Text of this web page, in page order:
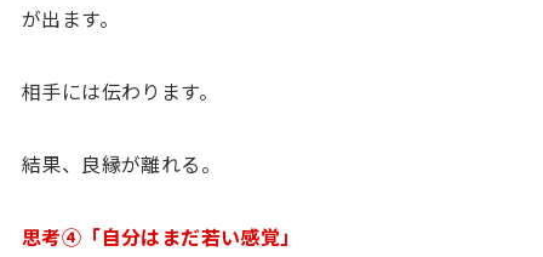
が出ます。
相手には伝わります。
結果、良縁が離れる。
思考④「自分はまだ若い感覚」